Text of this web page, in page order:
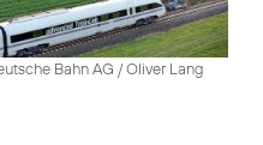
Bahn AG / Oliver Lang